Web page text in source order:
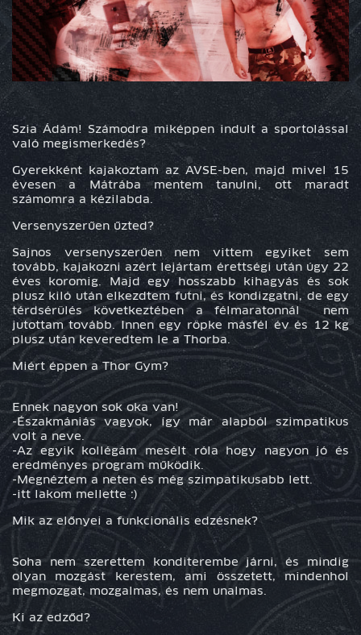
Szia Ádám! Számodra miképpen indult a sportolással
való megismerkedés?
Gyerekként kajakoztam az AVSE-ben, majd mivel 15
évesen a Mátrába mentem tanulni, ott maradt
számomra a kézilabda.
Versenyszerűen űzted?
Sajnos versenyszerűen nem vittem egyiket sem
tovább, kajakozni azért lejártam érettségi után úgy 22
éves koromig. Majd egy hosszabb kihagyás és sok
plusz kiló után elkezdtem futni, és kondizgatni, de egy
térdsérülés következtében a félmaratonnál nem
jutottam tovább. Innen egy röpke másfél év és 12 kg
plusz után keveredtem le a Thorba.
Miért éppen a Thor Gym?
Ennek nagyon sok oka van!
-Északmániás vagyok, így már alapból szimpatikus
volt a neve.
-Az egyik kollégám mesélt róla hogy nagyon jó és
eredményes program működik.
-Megnéztem a neten és még szimpatikusabb lett.
-itt lakom mellette :)
Mik az előnyei a funkcionális edzésnek?
Soha nem szerettem konditerembe járni, és mindig
olyan mozgást kerestem, ami összetett, mindenhol
megmozgat, mozgalmas, és nem unalmas.
Ki az edződ?